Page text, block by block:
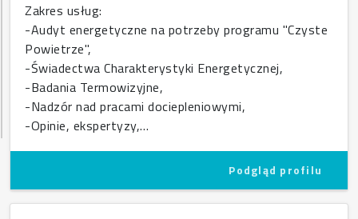
Zakres usług:
-Audyt energetyczne na potrzeby programu "Czyste
Powietrze",
-Świadectwa Charakterystyki Energetycznej,
-Badania Termowizyjne,
-Nadzór nad pracami dociepleniowymi,
-Opinie, ekspertyzy,…
Podgląd profilu